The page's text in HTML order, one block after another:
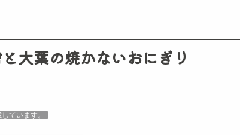
大葉の焼かないおにぎり
ています。